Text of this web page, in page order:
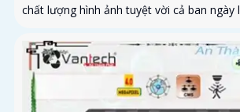
chất lượng hình ảnh tuyệt vời cả ban ngày